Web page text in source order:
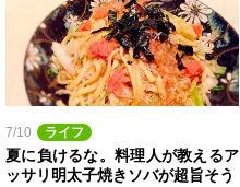
7/10 ライフ
夏に負けるな。料理人が教えるア
ッサリ明太子焼きソバが超旨そう